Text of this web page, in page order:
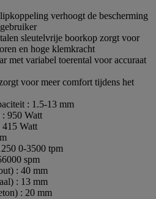
verhoogt de bescherming
sleutelvrije boorkop zorgt voor
en hoge klemkracht
met variabel toerental voor accuraat
voor meer comfort tijdens het
: 1.5-13 mm
: 950 Watt
Watt
0-3500 tpm
spm
: 40 mm
: 13 mm
: 20 mm